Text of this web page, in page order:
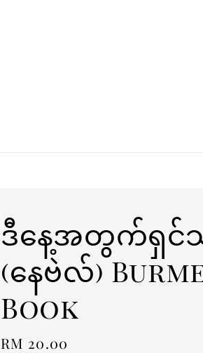
ဒီနေ့အတွက်ရှင်သ
(နေဗဲလ်)
Book
Regular
RM 20.00